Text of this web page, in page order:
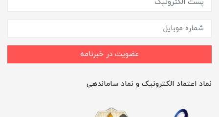
عضویت در خبرنامه
نماد اعتماد الکترونیک و نماد ساماندهی